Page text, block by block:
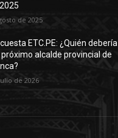
de 2025
ETC.PE: ¿Quién debería
alcalde provincial de
de 2026